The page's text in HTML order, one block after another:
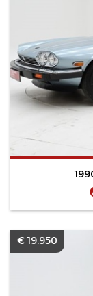
€ 19.950